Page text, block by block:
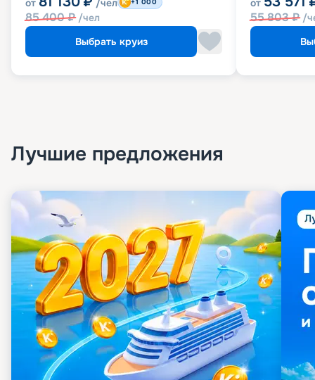
от /чел
85 400₽ /чел
+1 000
Выбрать круиз
от
55 803₽ /
Лучшие предложения